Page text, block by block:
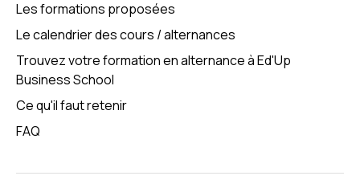
Les formations proposées
Le calendrier des cours / alternances
Trouvez votre formation en alternance à Ed'Up
Business School
Ce qu'il faut retenir
FAQ